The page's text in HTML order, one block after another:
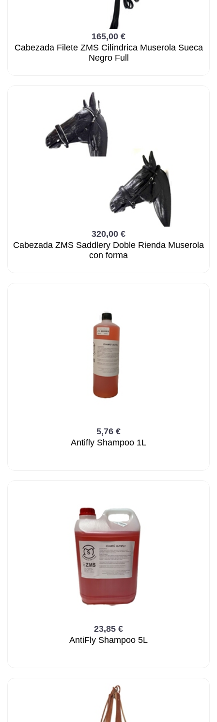
165,00 €
Cabezada Filete ZMS Cilíndrica Muserola Sueca
Negro Full
320,00 €
Cabezada ZMS Saddlery Doble Rienda Muserola
con forma
5,76 €
Antifly Shampoo 1L
23,85 €
AntiFly Shampoo 5L